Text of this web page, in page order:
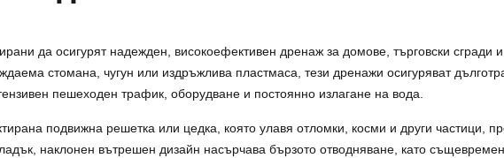
да осигурят надежден, високоефективен дренаж за домове, търговски
стомана, чугун или издръжлива пластмаса, тези дренажи осигуряват
пешеходен трафик, оборудване и постоянно излагане на вода.
подвижна решетка или цедка, която улавя отломки, косми и други частици,
наклонен вътрешен дизайн насърчава бързото отводняване, като